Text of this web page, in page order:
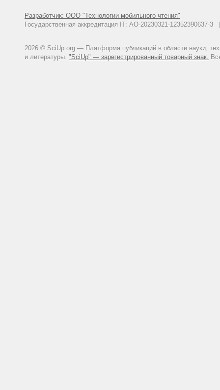
structure and diagnostics],
education], 2020, no. 1 (25), pp.
Разработчик: ООО "Технологии мобильного чтения"
Государственная аккредитация IT: АО-20230321-
2026 © SciUp.org — Платформа публикаций в области науки,
и литературы. "SciUp" — зарегистрированный товарный знак.